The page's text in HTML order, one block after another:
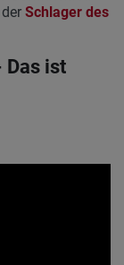
Schlager des
Das ist